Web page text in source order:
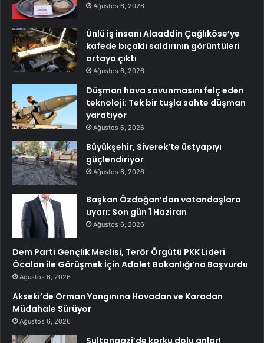
Ağustos 6, 2026
Ünlü iş insanı Alaaddin Çağlıköse’ye
kafede bıçaklı saldırının görüntüleri
ortaya çıktı
Ağustos 6, 2026
Düşman hava savunmasını felç eden
teknoloji: Tek bir tuşla sahte düşman
yaratıyor
Ağustos 6, 2026
Büyükşehir, Siverek’te üstyapıyı
güçlendiriyor
Ağustos 6, 2026
Başkan Özdoğan’dan vatandaşlara
uyarı: Son gün 1 Haziran
Ağustos 6, 2026
Dem Parti Gençlik Meclisi, Terör Örgütü PKK Lideri
Öcalan ile Görüşmek İçin Adalet Bakanlığı’na Başvurdu
Ağustos 6, 2026
Akseki’de Orman Yangınına Havadan ve Karadan
Müdahale Sürüyor
Ağustos 6, 2026
Sultangazi’de korku dolu anlar!